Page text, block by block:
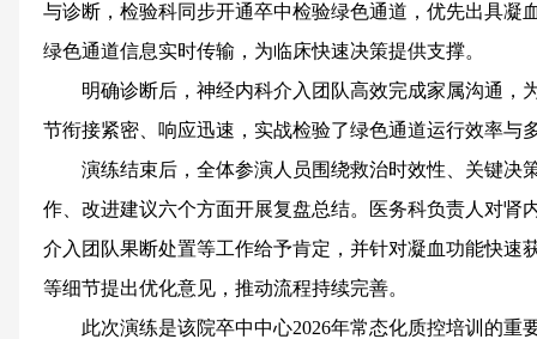
与诊断，检验科同步开通卒中检验绿色通道，优先出具凝
绿色通道信息实时传输，为临床快速决策提供支撑。
明确诊断后，神经内科介入团队高效完成家属沟通，
节衔接紧密、响应迅速，实战检验了绿色通道运行效率与
演练结束后，全体参演人员围绕救治时效性、关键决
作、改进建议六个方面开展复盘总结。医务科负责人对肾
介入团队果断处置等工作给予肯定，并针对凝血功能快速
等细节提出优化意见，推动流程持续完善。
此次演练是该院卒中中心2026年常态化质控培训的重